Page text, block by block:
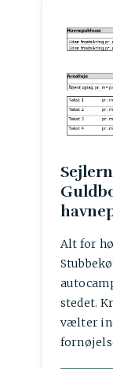
Alt for
stedet.
vælter